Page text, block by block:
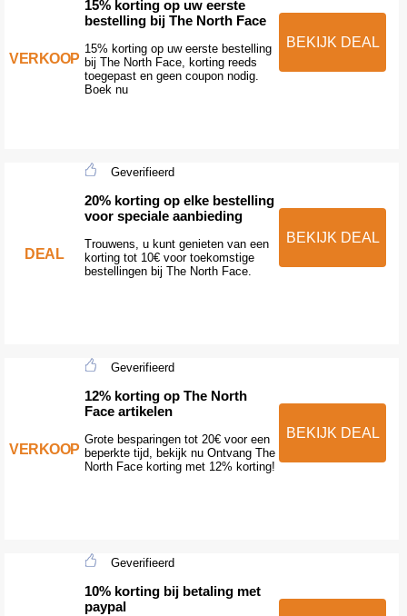
VERKOOP
15% korting op uw eerste
bestelling bij The North Face
15% korting op uw eerste bestelling
bij The North Face, korting reeds
toegepast en geen coupon nodig.
Boek nu
BEKIJK DEAL
DEAL
Geverifieerd
20% korting op elke bestelling
voor speciale aanbieding
Trouwens, u kunt genieten van een
korting tot 10€ voor toekomstige
bestellingen bij The North Face.
BEKIJK DEAL
VERKOOP
Geverifieerd
12% korting op The North
Face artikelen
Grote besparingen tot 20€ voor een
beperkte tijd, bekijk nu Ontvang The
North Face korting met 12% korting!
BEKIJK DEAL
Geverifieerd
10% korting bij betaling met
paypal